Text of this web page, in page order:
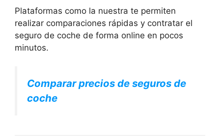
Plataformas como la nuestra te permiten
realizar comparaciones rápidas y contratar el
seguro de coche de forma online en pocos
minutos.
Comparar precios de seguros de
coche